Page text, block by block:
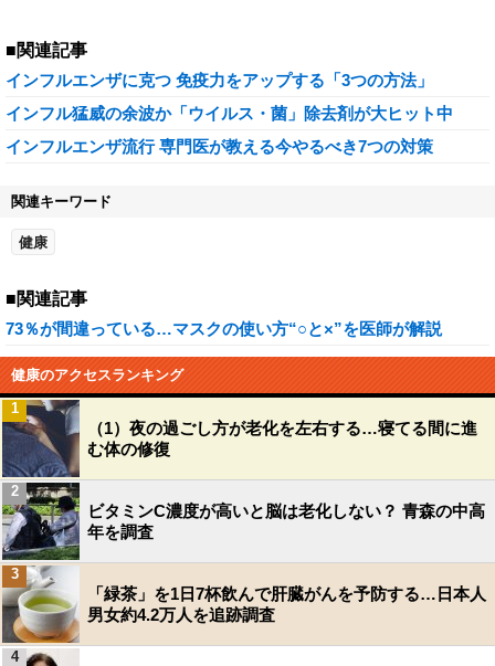
■関連記事
インフルエンザに克つ 免疫力をアップする「3つの方法」
インフル猛威の余波か「ウイルス・菌」除去剤が大ヒット中
インフルエンザ流行 専門医が教える今やるべき7つの対策
関連キーワード
健康
■関連記事
73％が間違っている…マスクの使い方“○と×”を医師が解説
健康のアクセスランキング
（1）夜の過ごし方が老化を左右する…寝てる間に進
む体の修復
1
ビタミンC濃度が高いと脳は老化しない？ 青森の中高
年を調査
2
「緑茶」を1日7杯飲んで肝臓がんを予防する…日本人
男女約4.2万人を追跡調査
3
4